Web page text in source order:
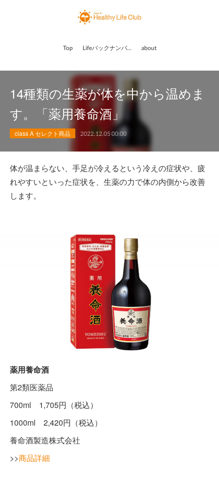
Top Lifeバックナンバー about
14種類の生薬が体を中から温めま
す。「薬用養命酒」
class A セレクト商品 2022.12.05 00:00
体が温まらない、手足が冷えるという冷えの症状や、疲
れやすいといった症状を、生薬の力で体の内側から改善
します。
薬用養命酒
第2類医薬品
700ml 1,705円（税込）
1000ml 2,420円（税込）
養命酒製造株式会社
>>商品詳細